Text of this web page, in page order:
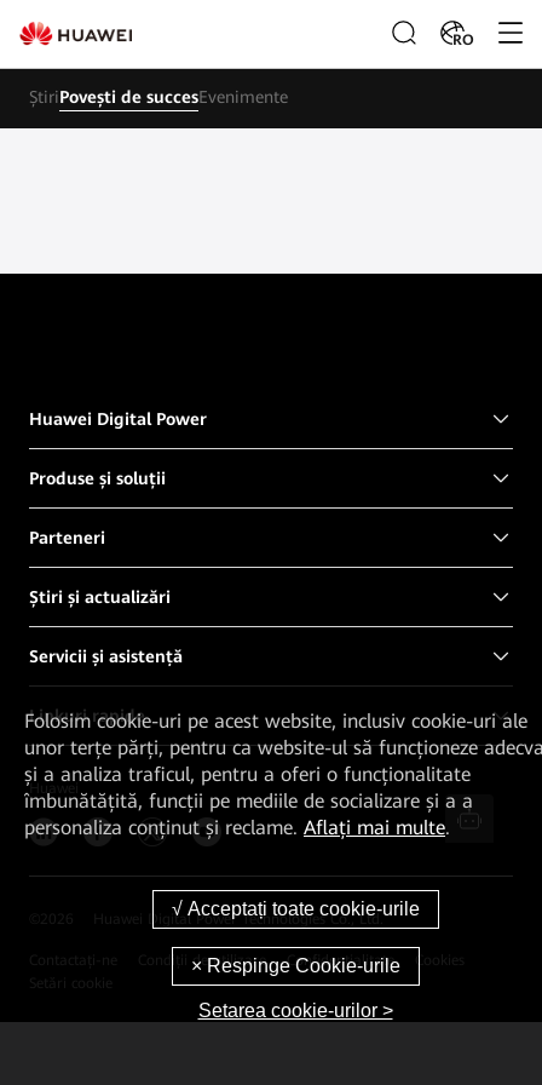
RO
ȘtiriPovești de succesEvenimente
Huawei Digital Power
Produse și soluții
Parteneri
Știri și actualizări
Servicii și asistență
Linkuri rapide
Huawei Digital Power Technologies Co., Ltd.
Condiții de utilizare Confidențialitate
Folosim cookie-uri pe acest website, inclusiv cookie-uri ale
unor terțe părți, pentru ca website-ul să funcționeze
și a analiza traficul, pentru a oferi o funcționalitate
îmbunătățită, funcții pe mediile de socializare și a a
personaliza conținut și reclame. Aflați mai multe.
Setarea cookie-urilor >